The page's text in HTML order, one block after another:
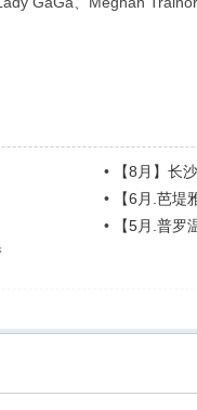
•
【8月】长
•
【6月.芭
•
【5月.普